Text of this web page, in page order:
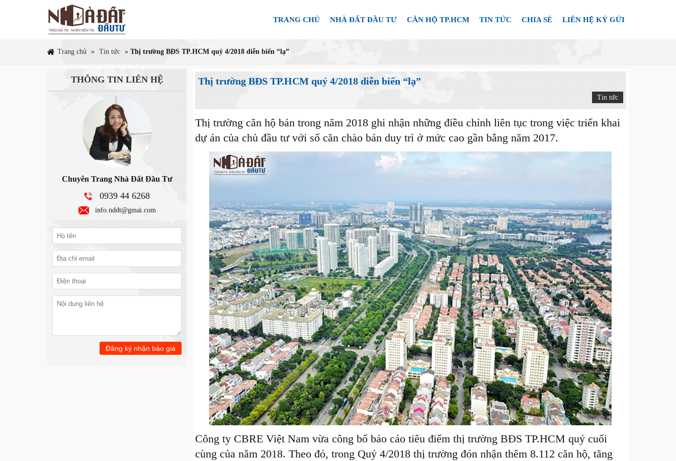
TRANG CHỦ NHÀ ĐẤT ĐẦU TƯ CĂN HỘ TP.HCM TIN TỨC CHIA SẺ LIÊN HỆ KÝ GỬI
Trang chủ » Tin tức »Thị trường BĐS TP.HCM quý 4/2018 diễn biến “lạ”
Thị trường BĐS TP.HCM quý 4/2018 diễn biến “lạ”
Tin tức
Thị trường căn hộ bán trong năm 2018 ghi nhận những điều chỉnh liên tục trong việc triển khai
dự án của chủ đầu tư với số căn chào bán duy trì ở mức cao gần bằng năm 2017.
Công ty CBRE Việt Nam vừa công bố báo cáo tiêu điểm thị trường BĐS TP.HCM quý cuối
cùng của năm 2018. Theo đó, trong Quý 4/2018 thị trường đón nhận thêm 8.112 căn hộ, tăng
THÔNG TIN LIÊN HỆ
Chuyên Trang Nhà Đất Đầu Tư
0939 44 6268
info.nddt@gmai.com